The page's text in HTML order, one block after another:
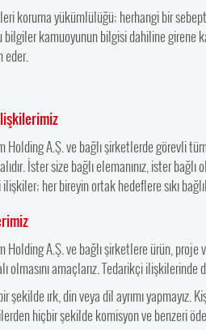
koruma yükümlülüğü; herhangi bir
bilgiler kamuoyunun bilgisi dahiline girene
eder.
Holding A.Ş. ve bağlı şirketlerde görevli
İster size bağlı elemanınız, ister
her bireyin ortak hedeflere sıkı
Holding A.Ş. ve bağlı şirketlere ürün,
olmasını amaçlarız. Tedarikçi
şekilde ırk, din veya dil ayrımı yapmayız.
hiçbir şekilde komisyon ve benzeri